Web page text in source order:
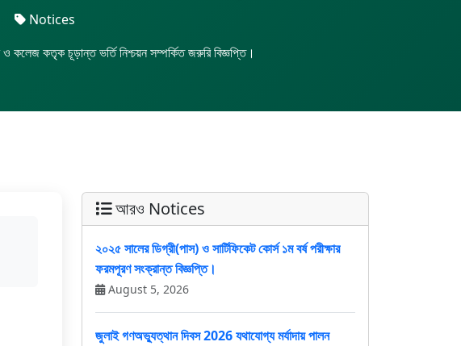
Notices
ও কলেজ কতৃক চূড়ান্ত ভর্তি নিশ্চয়ন সম্পর্কিত জরুরি বিজ্ঞপ্তি।
আরও Notices
২০২৫ সালের ডিগ্রী(পাস) ও সার্টিফিকেট কোর্স ১ম বর্ষ পরীক্ষার
ফরমপূরণ সংক্রান্ত বিজ্ঞপ্তি।
August 5, 2026
জুলাই গণঅভ্যুত্থান দিবস 2026 যথাযোগ্য মর্যাদায় পালন